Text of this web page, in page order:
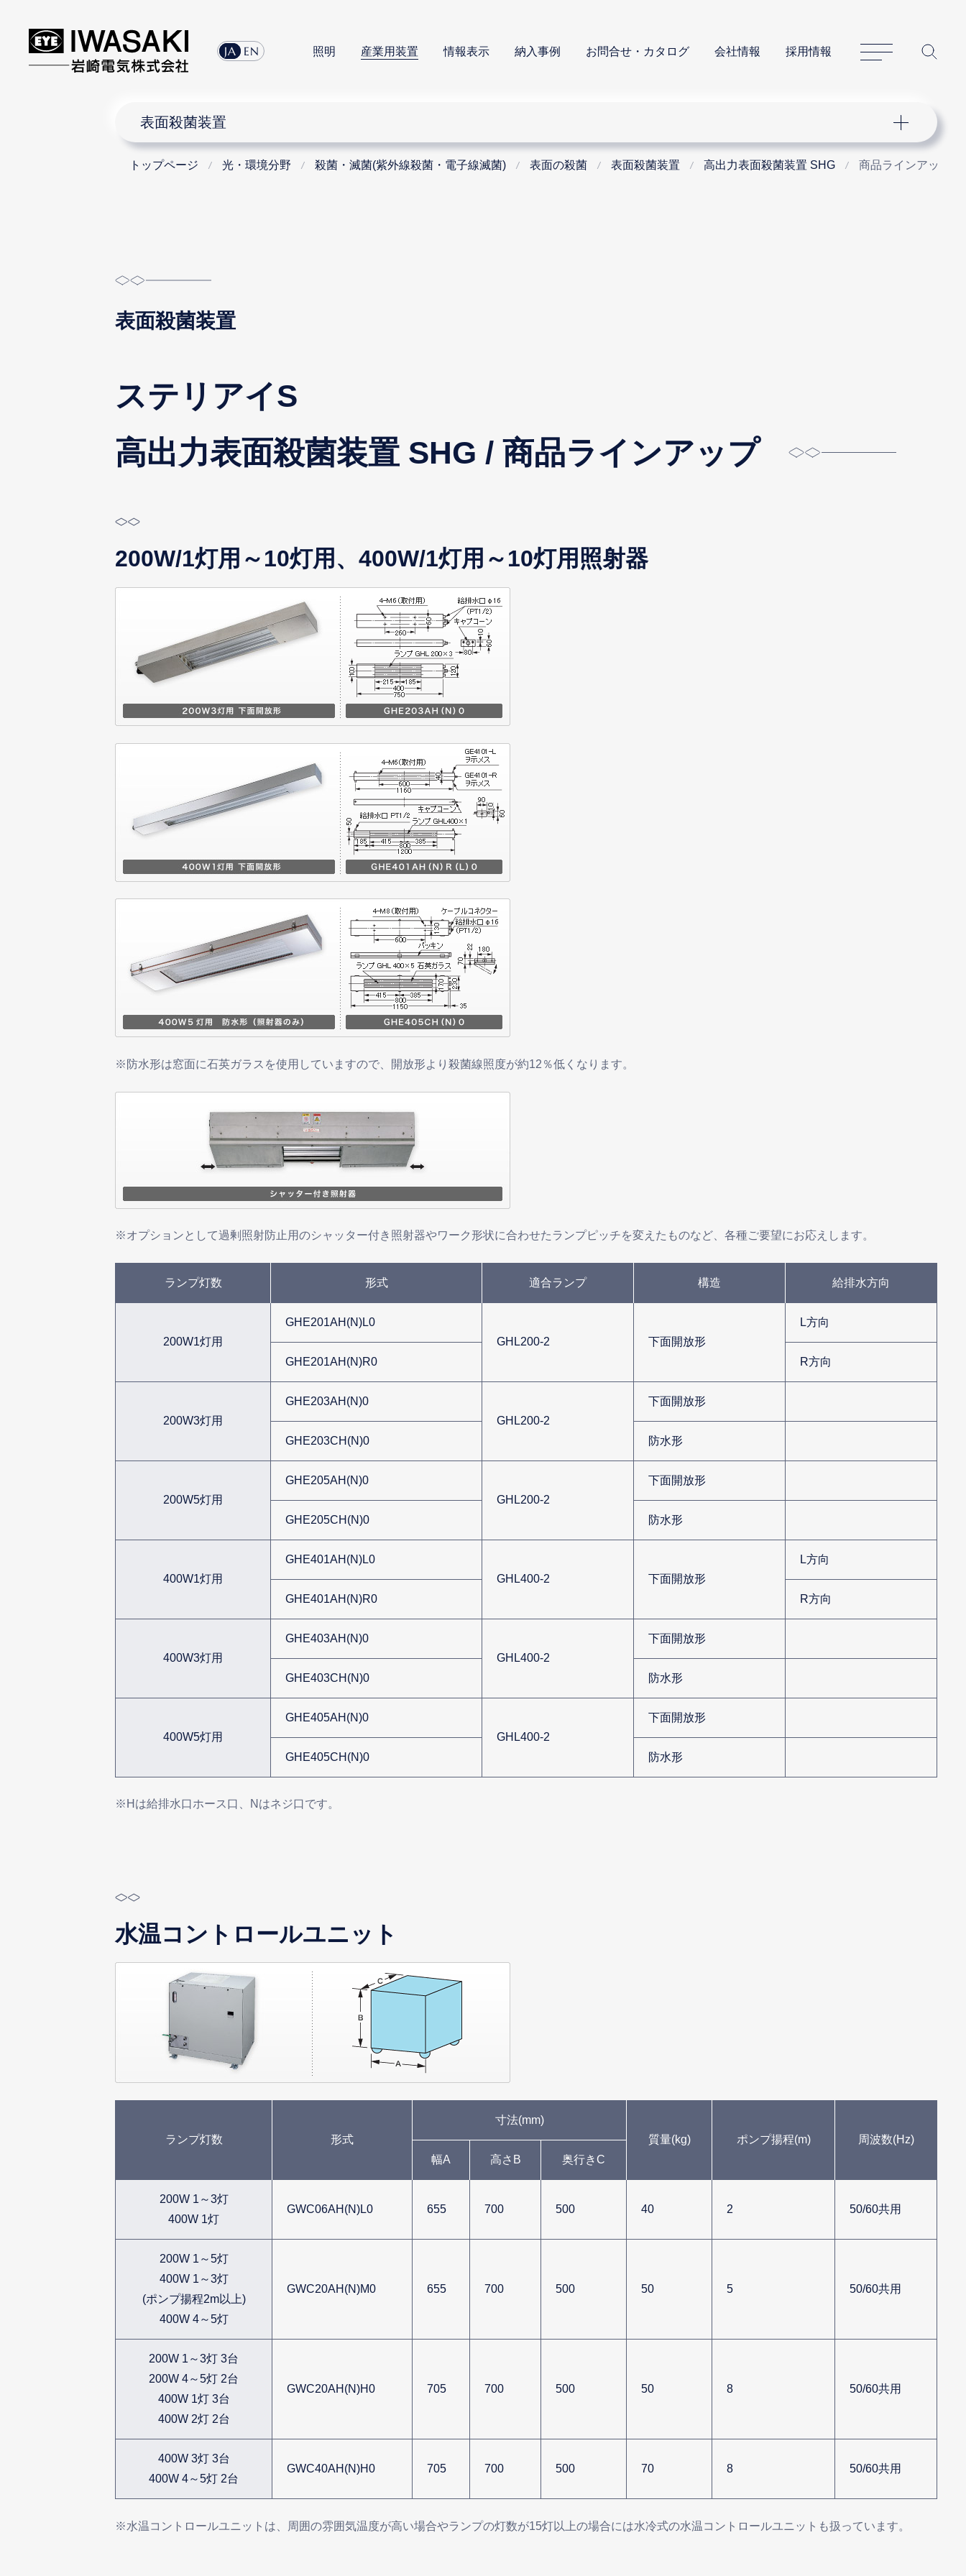
JA EN 照明 産業用装置 情報表示 納入事例 お問合せ・カタログ 会社情報 採用情報
サイトマップ
表面殺菌装置
トップページ 光・環境分野 殺菌・滅菌(紫外線殺菌・電子線滅菌) 表面の殺菌 表面殺菌装置 高出力表面殺菌装置 SHG 商品ラインアップ
表面殺菌装置
ステリアイS
高出力表面殺菌装置 SHG / 商品ラインアップ
200W/1灯用～10灯用、400W/1灯用～10灯用照射器
※防水形は窓面に石英ガラスを使用していますので、開放形より殺菌線照度が約12％低くなります。
※オプションとして過剰照射防止用のシャッター付き照射器やワーク形状に合わせたランプピッチを変えたものなど、各種ご要望にお応えします。
ランプ灯数 形式 適合ランプ 構造 給排水方向
200W1灯用
GHE201AH(N)L0
GHL200-2
下面開放形
L方向
GHE201AH(N)R0 R方向
200W3灯用
GHE203AH(N)0
GHL200-2
下面開放形
GHE203CH(N)0 防水形
200W5灯用
GHE205AH(N)0
GHL200-2
下面開放形
GHE205CH(N)0 防水形
400W1灯用
GHE401AH(N)L0
GHL400-2
下面開放形
L方向
GHE401AH(N)R0 R方向
400W3灯用
GHE403AH(N)0
GHL400-2
下面開放形
GHE403CH(N)0 防水形
400W5灯用
GHE405AH(N)0
GHL400-2
下面開放形
GHE405CH(N)0 防水形
※Hは給排水口ホース口、Nはネジ口です。
水温コントロールユニット
ランプ灯数 形式
寸法(mm)
質量(kg)
ポンプ揚程(m)
周波数(Hz)
幅A
高さB 奥行きC
200W 1～3灯
400W 1灯
GWC06AH(N)L0 655 700 500 40 2 50/60共用
200W 1～5灯
400W 1～3灯
(ポンプ揚程2m以上)
400W 4～5灯
GWC20AH(N)M0 655 700 500 50 5 50/60共用
200W 1～3灯 3台
200W 4～5灯 2台
400W 1灯 3台
400W 2灯 2台
GWC20AH(N)H0 705 700 500 50 8 50/60共用
400W 3灯 3台
400W 4～5灯 2台
GWC40AH(N)H0 705 700 500 70 8 50/60共用
※水温コントロールユニットは、周囲の雰囲気温度が高い場合やランプの灯数が15灯以上の場合には水冷式の水温コントロールユニットも扱っています。
menu